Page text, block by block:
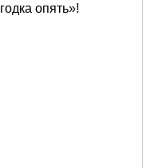
опять»!